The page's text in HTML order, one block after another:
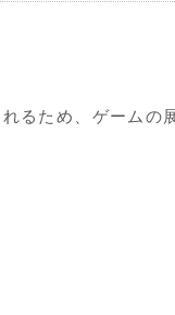
るため、ゲームの